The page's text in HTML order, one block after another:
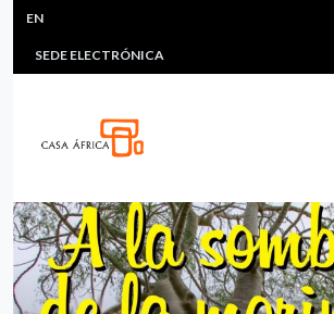
Skip to main content
HEADER MENU
MULTIMEDIA
SEDE ELECTRÓNICA
EN